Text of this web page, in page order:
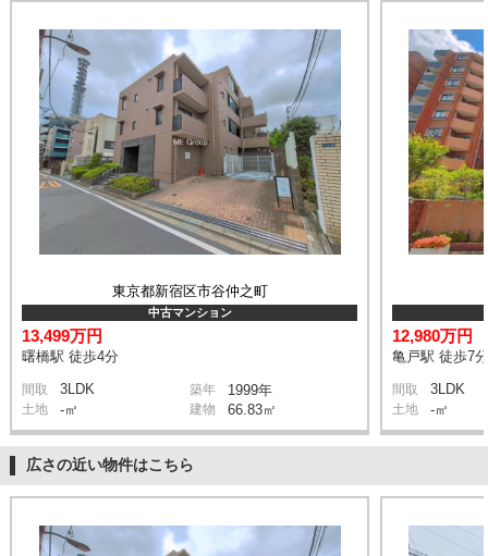
東京都新宿区市谷仲之町
中古マンション
13,499万円
曙橋駅 徒歩4分
間取 3LDK 築年 1999年
土地 -㎡ 建物 66.83㎡
12,980万円
亀戸駅 徒歩7分
間取 3LDK
土地 -㎡
広さの近い物件はこちら